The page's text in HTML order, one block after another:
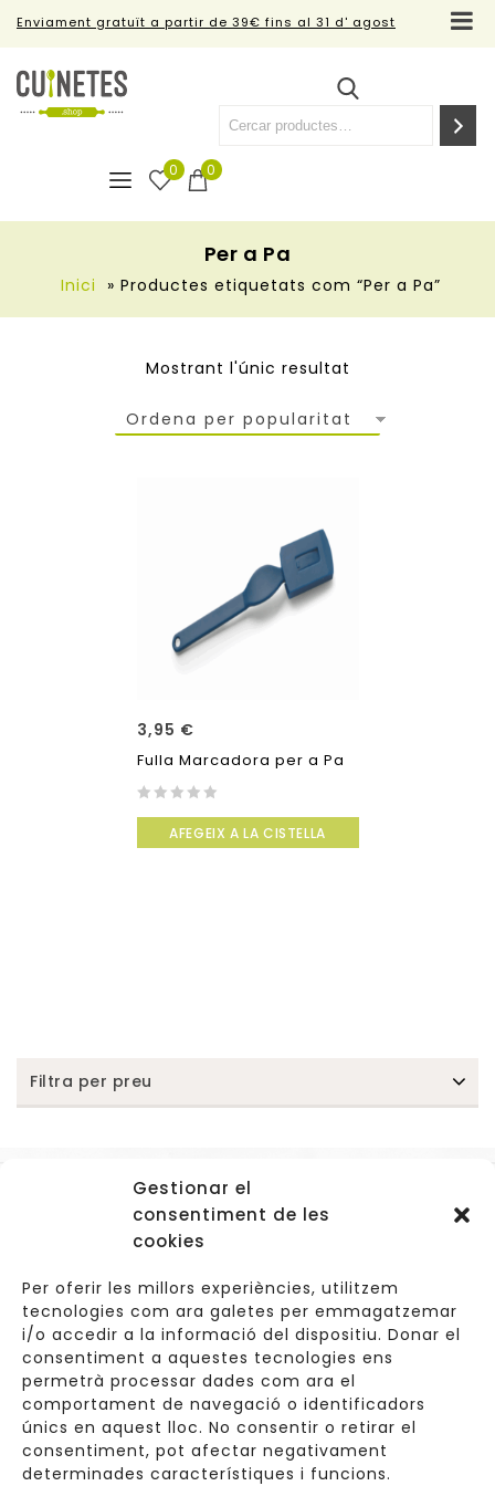
Gestionar el
consentiment de les
cookies
Per oferir les millors experiències, utilitzem
tecnologies com ara galetes per emmagatzemar
i/o accedir a la informació del dispositiu. Donar el
consentiment a aquestes tecnologies ens
permetrà processar dades com ara el
comportament de navegació o identificadors
únics en aquest lloc. No consentir o retirar el
consentiment, pot afectar negativament
determinades característiques i funcions.
Enviament gratuït a partir de 39€ fins al 31 d' agost
0
0
Per a Pa
Inici » Productes etiquetats com “Per a Pa”
Mostrant l'únic resultat
Ordena per popularitat
3,95 €
Fulla Marcadora per a Pa
of
AFEGEIX A LA CISTELLA
Filtra per preu
Carrer de Valldoreix 45, 08172 Sant Cugat del Vallès
933 157 807 | 691967537
info@cuinetes.shop